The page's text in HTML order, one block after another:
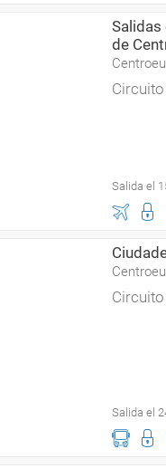
Salidas
de
Salida el
Salida el